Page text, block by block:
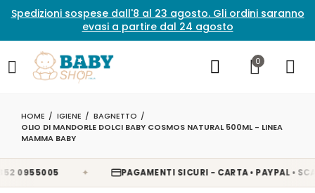
Spedizioni sospese dall'8 al 23 agosto. Gli ordini saranno
evasi a partire dal 24 agosto
0
HOME IGIENE
BAGNETTO
OLIO DI MANDORLE DOLCI BABY COSMOS NATURAL 500ML - LINEA
MAMMA BABY
0955005 PAGAMENTI SICURI - CARTA • PAYPAL •